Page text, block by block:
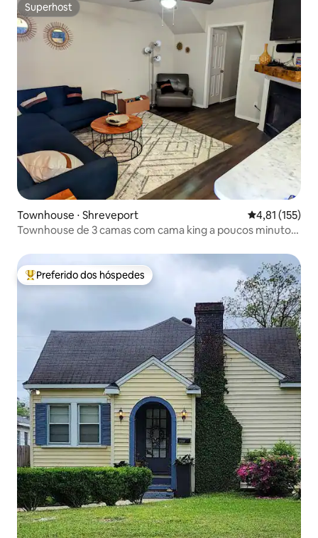
Superhost
Superhost
Townhouse ⋅ Shreveport 4,81 de uma
4,81 (155)
Townhouse de 3 camas com cama king a poucos minutos
Entre os melhores preferidos dos hóspedes
Preferido dos hóspedes